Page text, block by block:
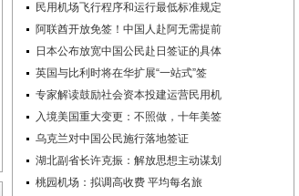
民用机场飞行程序和运行最低标准规定
阿联酋开放免签！中国人赴阿无需提前
日本公布放宽中国公民赴日签证的具体
英国与比利时将在华扩展“一站式”签
专家解读鼓励社会资本投建运营民用机
入境美国重大变更：不照做，十年美签
乌克兰对中国公民施行落地签证
湖北副省长许克振：解放思想主动谋划
桃园机场：拟调高收费 平均每名旅